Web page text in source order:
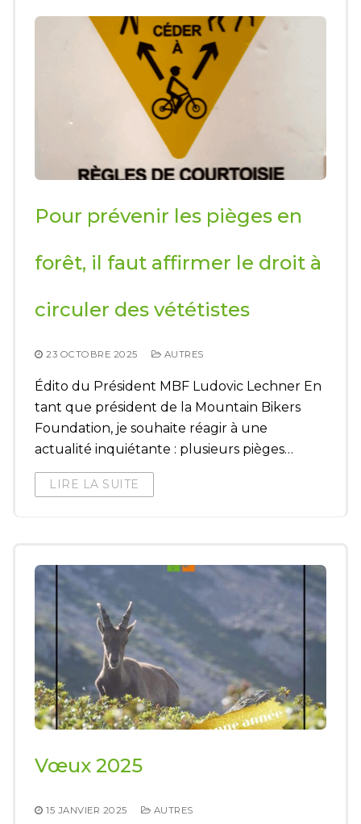
Pour prévenir les pièges en
forêt, il faut affirmer le droit à
circuler des vététistes
23 OCTOBRE 2025 AUTRES
Édito du Président MBF Ludovic Lechner En
tant que président de la Mountain Bikers
Foundation, je souhaite réagir à une
actualité inquiétante : plusieurs pièges…
LIRE LA SUITE
Vœux 2025
15 JANVIER 2025 AUTRES